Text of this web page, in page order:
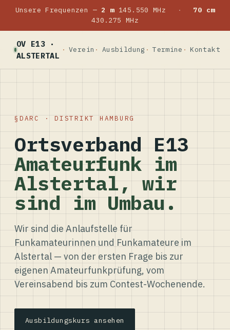
Unsere Frequenzen — 2 m145.550 MHz ·
70 cm
430.275 MHz
OV E13 ·
ALSTERTAL
Verein Ausbildung Termine Kontakt
DARC · DISTRIKT HAMBURG
Ortsverband E13
Amateurfunk im
Alstertal, wir
sind im Umbau.
Wir sind die Anlaufstelle für
Funkamateurinnen und Funkamateure im
Alstertal — von der ersten Frage bis zur
eigenen Amateurfunkprüfung, vom
Vereinsabend bis zum Contest-Wochenende.
Ausbildungskurs ansehen